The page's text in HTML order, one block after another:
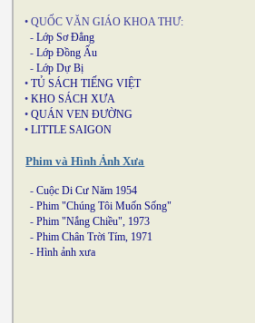
• QUỐC VĂN GIÁO KHOA THƯ:
- Lớp Sơ Đẳng
- Lớp Đồng Ấu
- Lớp Dự Bị
• TỦ SÁCH TIẾNG VIỆT
• KHO SÁCH XƯA
• QUÁN VEN ĐƯỜNG
• LITTLE SAIGON
Phim và Hình Ảnh Xưa
- Cuộc Di Cư Năm 1954
- Phim "Chúng Tôi Muốn Sống"
- Phim "Nắng Chiều", 1973
- Phim Chân Trời Tím, 1971
- Hình ảnh xưa